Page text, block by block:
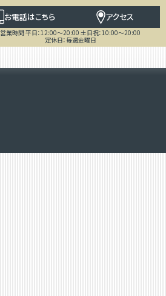
お電話はこちら アクセス
営業時間 平日：12:00～20:00 土日祝：10:00～20:00
定休日：毎週金曜日